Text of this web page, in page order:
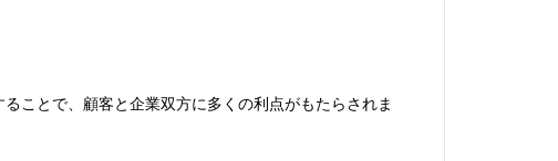
ことで、顧客と企業双方に多くの利点がもたらされま